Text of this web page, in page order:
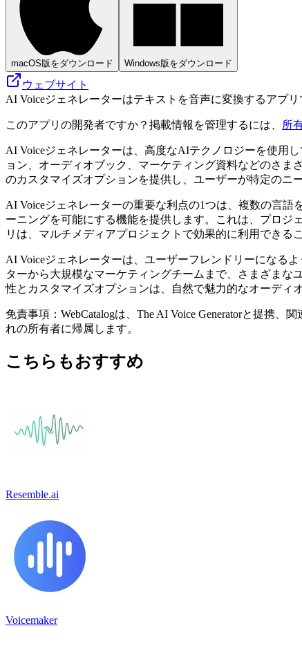
macOS版をダウンロード Windows版をダウンロード
ウェブサイト
AI Voiceジェネレーターはテキストを音声に変換するアプ
このアプリの開発者ですか？掲載情報を管理するには、 所
AI Voiceジェネレーターは、高度なAIテクノロジーを使用
ョン、オーディオブック、マーケティング資料などのさ
のカスタマイズオプションを提供し、ユーザーが特定のニ
AI Voiceジェネレーターの重要な利点の1つは、複数の言
ーニングを可能にする機能を提供します。これは、プロ
リは、マルチメディアプロジェクトで効果的に利用できる
AI Voiceジェネレーターは、ユーザーフレンドリーになる
ターから大規模なマーケティングチームまで、さまざま
性とカスタマイズオプションは、自然で魅力的なオーディ
免責事項：WebCatalogは、The AI Voice Generatorと提携
れの所有者に帰属します。
こちらもおすすめ
Resemble.ai
Voicemaker